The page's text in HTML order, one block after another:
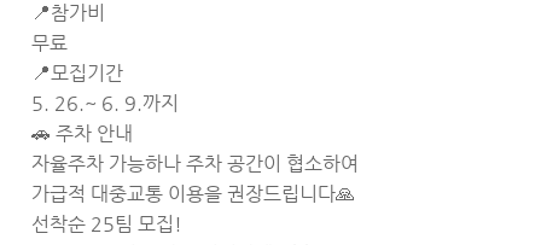
📍참가비
무료
📍모집기간
5. 26.~ 6. 9.까지
🚗 주차 안내
자율주차 가능하나 주차 공간이 협소하여
가급적 대중교통 이용을 권장드립니다🙏
선착순 25팀 모집!